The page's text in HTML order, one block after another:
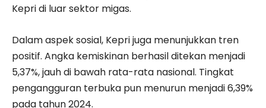
Kepri di luar sektor migas.
Dalam aspek sosial, Kepri juga menunjukkan tren
positif. Angka kemiskinan berhasil ditekan menjadi
5,37%, jauh di bawah rata-rata nasional. Tingkat
pengangguran terbuka pun menurun menjadi 6,39%
pada tahun 2024.